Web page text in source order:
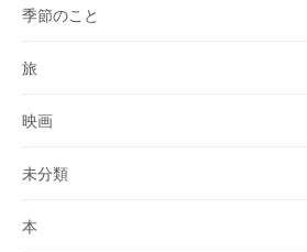
季節のこと
旅
映画
未分類
本